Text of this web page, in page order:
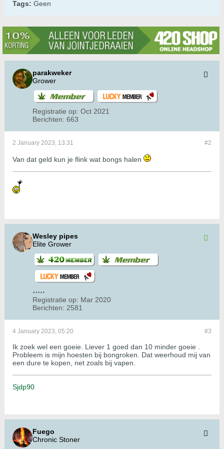
Tags: Geen
parakweker
Grower
Registratie op: Oct 2021
Berichten: 663
#2
2 January 2023, 13:31
Van dat geld kun je flink wat bongs halen
Wesley pipes
Elite Grower
Registratie op: Mar 2020
Berichten: 2581
#3
4 January 2023, 05:20
Ik zoek wel een goeie. Liever 1 goed dan 10 minder goeie .
Probleem is mijn hoesten bij bongroken. Dat weerhoud mij van
een dure te kopen, net zoals bij vapen.
Sjdp90
Fuego
Chronic Stoner